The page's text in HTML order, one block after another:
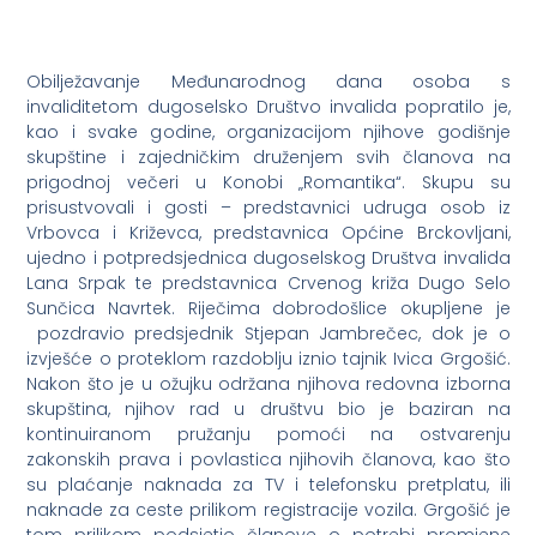
Obilježavanje Međunarodnog dana osoba s
invaliditetom dugoselsko Društvo invalida popratilo je,
kao i svake godine, organizacijom njihove godišnje
skupštine i zajedničkim druženjem svih članova na
prigodnoj večeri u Konobi „Romantika“. Skupu su
prisustvovali i gosti – predstavnici udruga osob iz
Vrbovca i Križevca, predstavnica Općine Brckovljani,
ujedno i potpredsjednica dugoselskog Društva invalida
Lana Srpak te predstavnica Crvenog križa Dugo Selo
Sunčica Navrtek. Riječima dobrodošlice okupljene je
pozdravio predsjednik Stjepan Jambrečec, dok je o
izvješće o proteklom razdoblju iznio tajnik Ivica Grgošić.
Nakon što je u ožujku održana njihova redovna izborna
skupština, njihov rad u društvu bio je baziran na
kontinuiranom pružanju pomoći na ostvarenju
zakonskih prava i povlastica njihovih članova, kao što
su plaćanje naknada za TV i telefonsku pretplatu, ili
naknade za ceste prilikom registracije vozila. Grgošić je